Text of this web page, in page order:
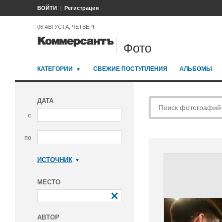
ВОЙТИ Регистрация
06 АВГУСТА, ЧЕТВЕРГ
Фото
КАТЕГОРИИ СВЕЖИЕ ПОСТУПЛЕНИЯ АЛЬБОМЫ
ДАТА
с
по
ИСТОЧНИК
МЕСТО
АВТОР